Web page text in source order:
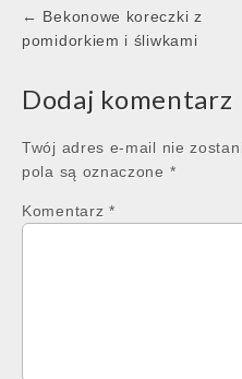
Post
navigation
← Bekonowe koreczki z
pomidorkiem i śliwkami
Dodaj komentarz
Twój adres e-mail nie
pola są oznaczone *
Komentarz *